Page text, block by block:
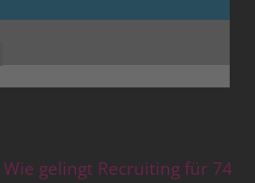
gelingt Recruiting für 74